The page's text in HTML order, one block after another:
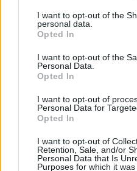
not limited to your visit or
grant or deny consent to
use your data for below
consent section.
I want to opt-out of the
personal data.
Opted In
I want to opt-out of the
Personal Data.
Opted In
I want to opt-out of
Personal Data for
Opted In
I want to opt-out of
Retention, Sale, and/or
Personal Data that Is
Purposes for which it was
L’optimisation fiscale est un
son impôt sur le revenu tout
exploitant les niches
d’impôt, il est possible de
plafonds, de conserver les
consulter un professionnel
ces bonnes pratiques,
toute conformité.